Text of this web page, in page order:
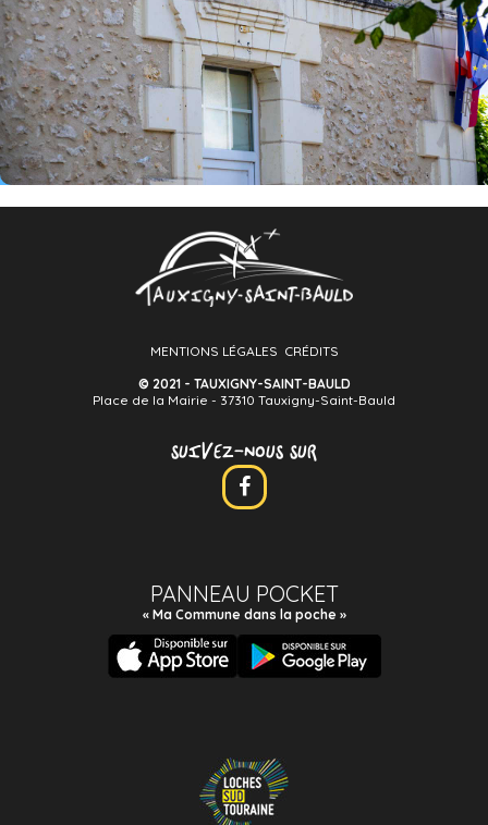
MENTIONS LÉGALES CRÉDITS
© 2021 - TAUXIGNY-SAINT-BAULD
Place de la Mairie - 37310 Tauxigny-Saint-Bauld
SUIVEZ-NOUS SUR
PANNEAU POCKET
« Ma Commune dans la poche »